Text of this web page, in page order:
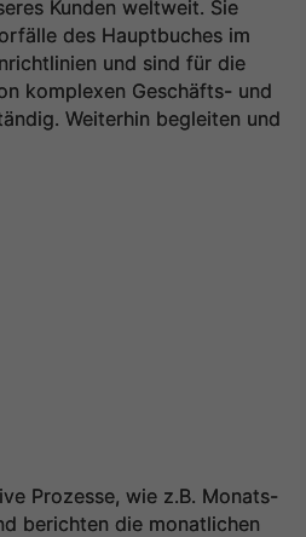
Kunden weltweit. Sie
des Hauptbuches im
und sind für die
komplexen Geschäfts- und
Weiterhin begleiten und
Prozesse, wie z.B. Monats-
berichten die monatlichen